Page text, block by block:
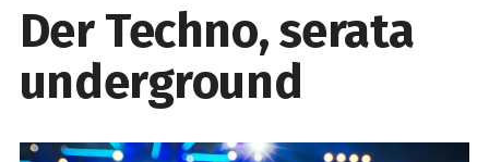
Der Techno, serata
underground